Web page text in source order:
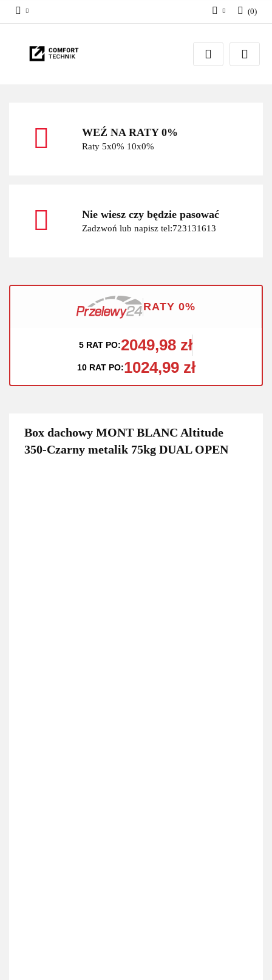
Zaloguj się
Zarejestruj się
(0)
WEŹ NA RATY 0%
Raty 5x0% 10x0%
Nie wiesz czy będzie pasować
Zadzwoń lub napisz tel:723131613
RATY 0%
5 RAT PO:2049,98 zł
10 RAT PO:1024,99 zł
Box dachowy MONT BLANC Altitude
350-Czarny metalik 75kg DUAL OPEN